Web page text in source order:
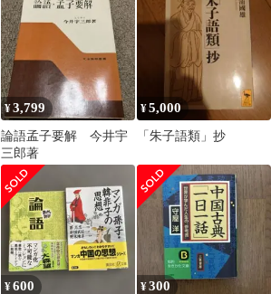
¥3,799
論語孟子要解 今井宇
三郎著
¥5,000
「朱子語類」抄
¥600 ¥300